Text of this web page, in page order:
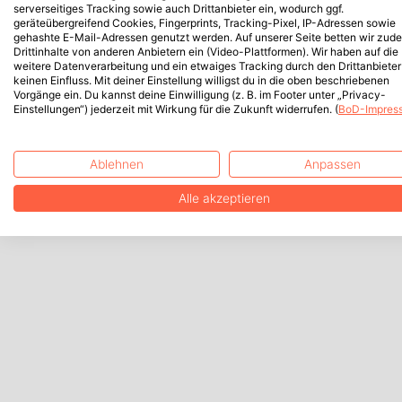
serverseitiges Tracking sowie auch Drittanbieter ein, wodurch ggf.
geräteübergreifend Cookies, Fingerprints, Tracking-Pixel, IP-Adressen sowie
gehashte E-Mail-Adressen genutzt werden. Auf unserer Seite betten wir
Drittinhalte von anderen Anbietern ein (Video-Plattformen). Wir haben auf die
weitere Datenverarbeitung und ein etwaiges Tracking durch den Drittanbieter
keinen Einfluss. Mit deiner Einstellung willigst du in die oben beschriebenen
Vorgänge ein. Du kannst deine Einwilligung (z. B. im Footer unter „Privacy-
Einstellungen“) jederzeit mit Wirkung für die Zukunft widerrufen. (BoD-
Ablehnen Anpassen
Alle akzeptieren